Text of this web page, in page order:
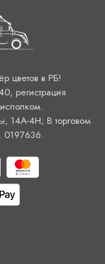
цветов в РБ!
регистрация
4H; В торговом
0197636.